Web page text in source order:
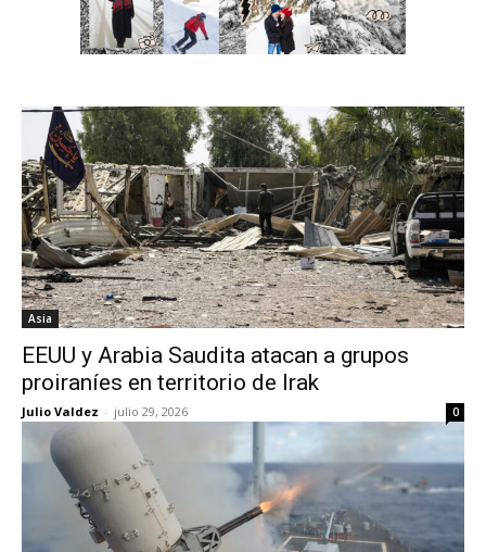
Asia
EEUU y Arabia Saudita atacan a grupos
proiraníes en territorio de Irak
Julio Valdez - julio 29, 2026 0